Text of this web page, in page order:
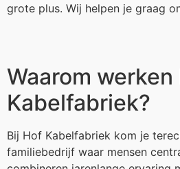
grote plus. Wij helpen je graag
Waarom
Kabelfabriek?
Bij Hof Kabelfabriek kom je
familiebedrijf waar mensen